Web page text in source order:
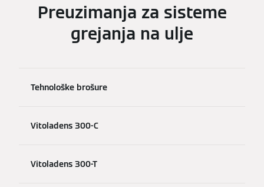
Preuzimanja za sisteme
grejanja na ulje
Tehnološke brošure
Vitoladens 300-C
Vitoladens 300-T